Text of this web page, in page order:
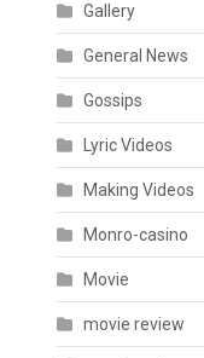
Gallery
General News
Gossips
Lyric Videos
Making Videos
Monro-casino
Movie
movie review